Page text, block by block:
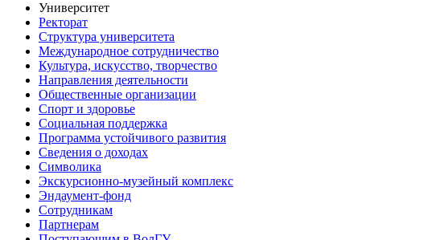
Университет
Ректорат
Структура университета
Международное сотрудничество
Культура, искусство, творчество
Направления деятельности
Общественные организации
Спорт и здоровье
Социальная поддержка
Программа устойчивого развития
Сведения о доходах
Символика
Экскурсионно-музейный комплекс
Эндаумент-фонд
Сотрудникам
Партнерам